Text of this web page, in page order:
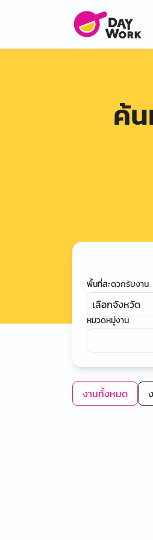
ค้
พื้นที่สะดวกรับงาน
เลือกจังหวัด
หมวดหมู่งาน
งานทั้งหมด